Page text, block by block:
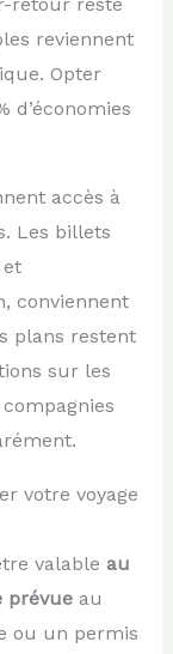
reviennent
Opter
d’économies
accès à
Les billets
conviennent
plans restent
sur les
votre voyage
valable au
prévueau
ou un permis